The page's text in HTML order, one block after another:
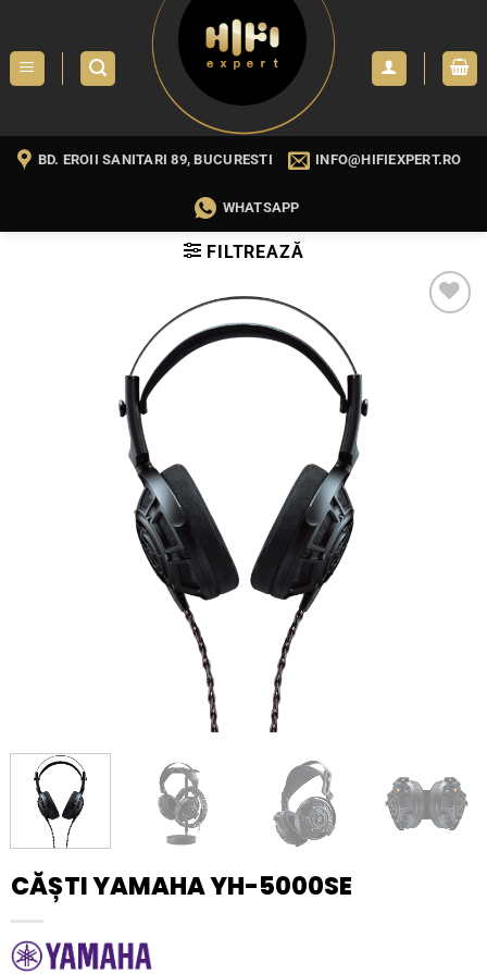
content
BD. EROII SANITARI 89, BUCURESTI INFO@HIFIEXPERT.RO
WHATSAPP
FILTREAZĂ
CĂȘTI YAMAHA YH-5000SE